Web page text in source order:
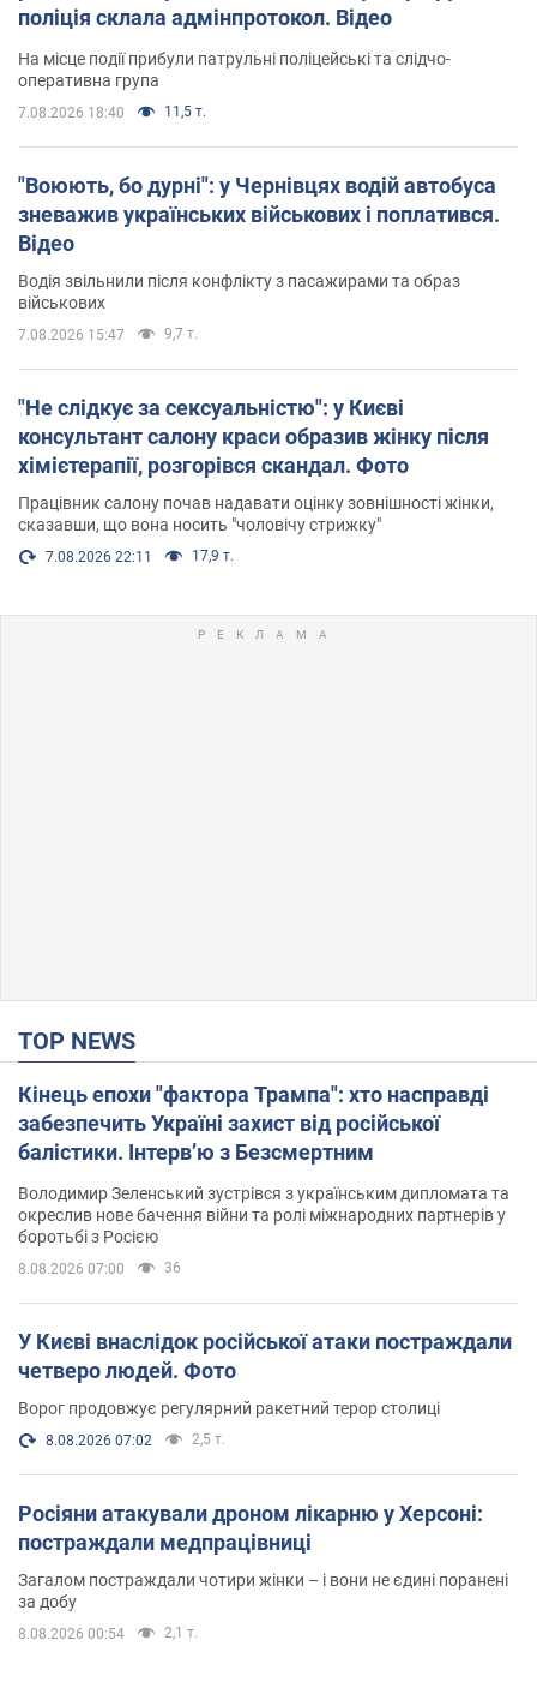
поліція склала адмінпротокол. Відео
На місце події прибули патрульні поліцейські та слідчо-
оперативна група
7.08.2026 18:40 11,5 т.
"Воюють, бо дурні": у Чернівцях водій автобуса
зневажив українських військових і поплатився.
Відео
Водія звільнили після конфлікту з пасажирами та образ
військових
7.08.2026 15:47 9,7 т.
"Не слідкує за сексуальністю": у Києві
консультант салону краси образив жінку після
хімієтерапії, розгорівся скандал. Фото
Працівник салону почав надавати оцінку зовнішності жінки,
сказавши, що вона носить "чоловічу стрижку"
7.08.2026 22:11 17,9 т.
TOP NEWS
Кінець епохи "фактора Трампа": хто насправді
забезпечить Україні захист від російської
балістики. Інтерв’ю з Безсмертним
Володимир Зеленський зустрівся з українським дипломата та
окреслив нове бачення війни та ролі міжнародних партнерів у
боротьбі з Росією
8.08.2026 07:00 36
У Києві внаслідок російської атаки постраждали
четверо людей. Фото
Ворог продовжує регулярний ракетний терор столиці
8.08.2026 07:02 2,5 т.
Росіяни атакували дроном лікарню у Херсоні:
постраждали медпрацівниці
Загалом постраждали чотири жінки – і вони не єдині поранені
за добу
8.08.2026 00:54 2,1 т.